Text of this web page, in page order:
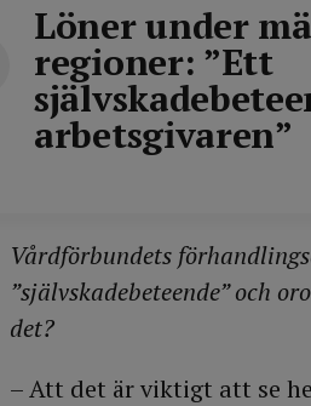
Löner under
regioner: ”Ett
arbetsgivaren”
Vårdförbundets
”självskadebeteende” och
det?
– Att det är viktigt att se